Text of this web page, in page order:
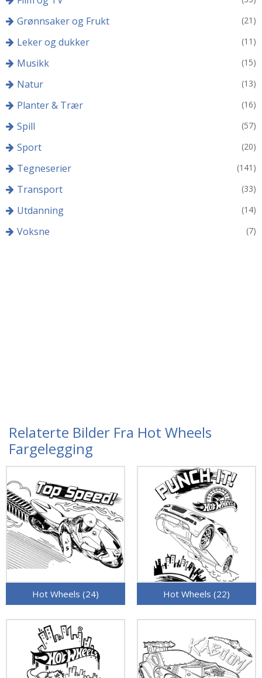
Grønnsaker og Frukt (21)
Leker og dukker (11)
Musikk (15)
Natur (13)
Planter & Trær (16)
Spill (57)
Sport (20)
Tegneserier (141)
Transport (33)
Utdanning (14)
Voksne (7)
Relaterte Bilder Fra Hot Wheels
Fargelegging
Hot Wheels (24) Hot Wheels (22)